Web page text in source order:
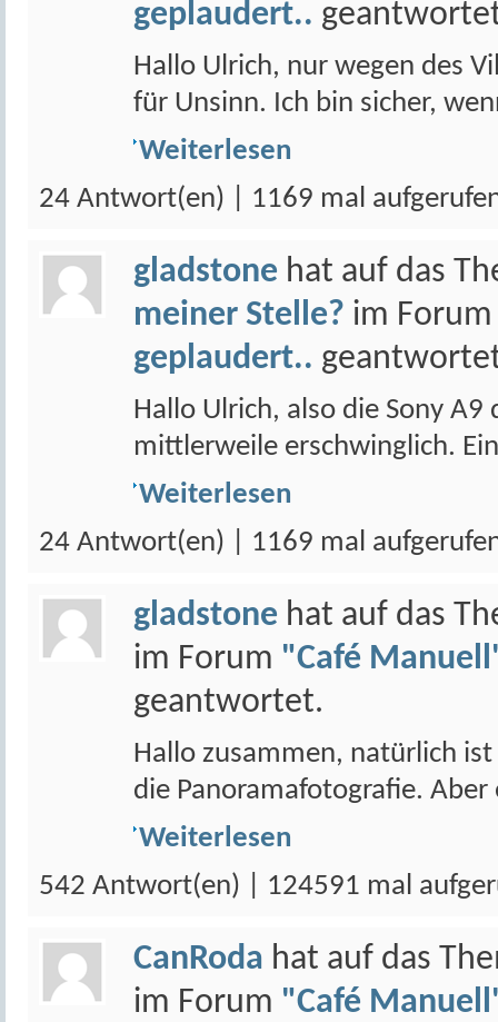
geplaudert..
Hallo Ulrich, nur wegen des
für Unsinn. Ich bin sicher,
Weiterlesen
24 Antwort(en) | 1169 mal
gladstone hat auf das
meiner Stelle? im
geplaudert..
Hallo Ulrich, also die Sony
mittlerweile erschwinglich.
Weiterlesen
24 Antwort(en) | 1169 mal
gladstone hat auf das
im Forum "Café
geantwortet.
Hallo zusammen, natürlich
die Panoramafotografie.
Weiterlesen
542 Antwort(en) | 124591 mal
CanRoda hat auf das
im Forum "Café